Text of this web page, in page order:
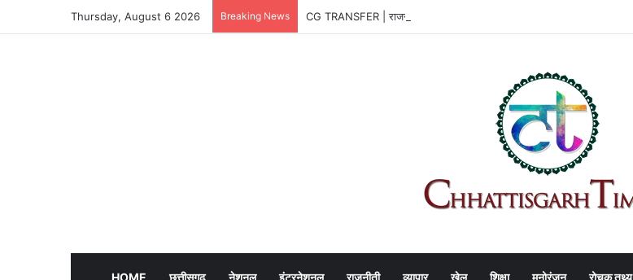
Thursday, August 6 2026 Breaking News CG TRANSFER | राजस्व विभाग में बड़ा फेरबदल, तहसीलदार-नायब तहसीलदार बदले
HOME छत्तीसगढ़ नेशनल इंटरनेशनल राजनीती व्यापार खेल शिक्षा मनोरंजन रोचक तथ्य